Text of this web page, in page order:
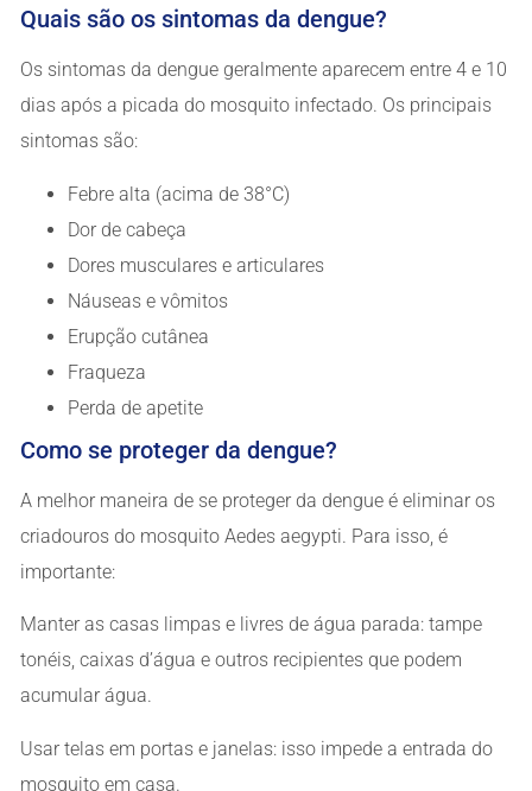
Quais são os sintomas da dengue?
Os sintomas da dengue geralmente aparecem entre 4 e 10
dias após a picada do mosquito infectado. Os principais
sintomas são:
Febre alta (acima de 38°C)
Dor de cabeça
Dores musculares e articulares
Náuseas e vômitos
Erupção cutânea
Fraqueza
Perda de apetite
Como se proteger da dengue?
A melhor maneira de se proteger da dengue é eliminar os
criadouros do mosquito Aedes aegypti. Para isso, é
importante:
Manter as casas limpas e livres de água parada: tampe
tonéis, caixas d’água e outros recipientes que podem
acumular água.
Usar telas em portas e janelas: isso impede a entrada do
mosquito em casa.